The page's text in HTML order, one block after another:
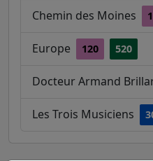
Chemin des Moines
Europe 120 520
Docteur Armand
Les Trois Musiciens